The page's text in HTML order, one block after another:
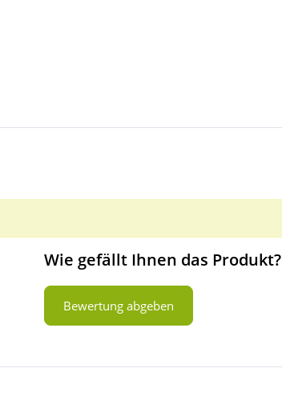
Wie gefällt Ihnen das Produkt?
Bewertung abgeben